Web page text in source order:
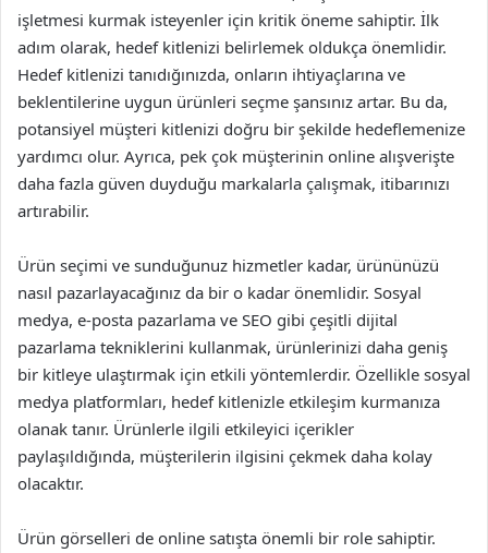
işletmesi kurmak isteyenler için kritik öneme sahiptir. İlk
adım olarak, hedef kitlenizi belirlemek oldukça önemlidir.
Hedef kitlenizi tanıdığınızda, onların ihtiyaçlarına ve
beklentilerine uygun ürünleri seçme şansınız artar. Bu da,
potansiyel müşteri kitlenizi doğru bir şekilde hedeflemenize
yardımcı olur. Ayrıca, pek çok müşterinin online alışverişte
daha fazla güven duyduğu markalarla çalışmak, itibarınızı
artırabilir.
Ürün seçimi ve sunduğunuz hizmetler kadar, ürününüzü
nasıl pazarlayacağınız da bir o kadar önemlidir. Sosyal
medya, e-posta pazarlama ve SEO gibi çeşitli dijital
pazarlama tekniklerini kullanmak, ürünlerinizi daha geniş
bir kitleye ulaştırmak için etkili yöntemlerdir. Özellikle sosyal
medya platformları, hedef kitlenizle etkileşim kurmanıza
olanak tanır. Ürünlerle ilgili etkileyici içerikler
paylaşıldığında, müşterilerin ilgisini çekmek daha kolay
olacaktır.
Ürün görselleri de online satışta önemli bir role sahiptir.